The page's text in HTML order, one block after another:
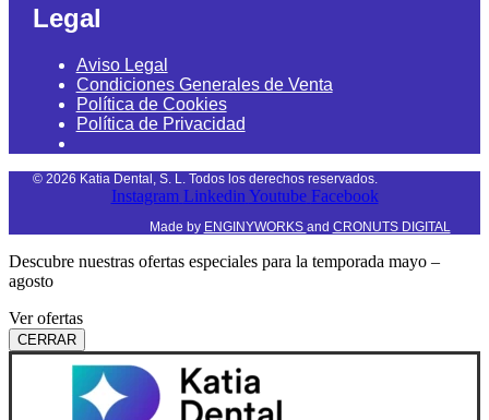
Legal
Aviso Legal
Condiciones Generales de Venta
Política de Cookies
Política de Privacidad
© 2026 Katia Dental, S. L. Todos los derechos reservados.
Instagram Linkedin Youtube Facebook
Made by ENGINYWORKS and CRONUTS DIGITAL
Descubre nuestras ofertas especiales para la temporada mayo –
agosto
Ver ofertas
CERRAR